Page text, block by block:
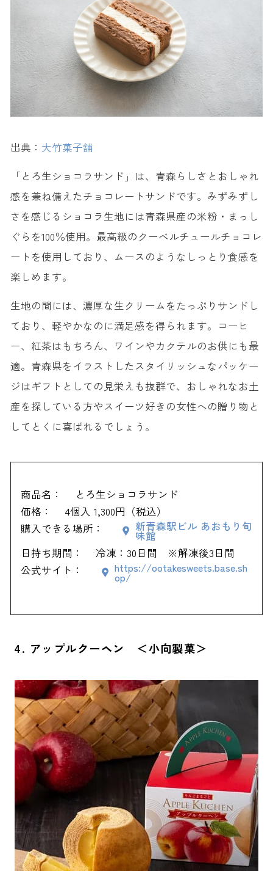
出典： 大竹菓子舗
「とろ生ショコラサンド」は、青森らしさとおしゃれ
感を兼ね備えたチョコレートサンドです。みずみずし
さを感じるショコラ生地には青森県産の米粉・まっし
ぐらを100％使用。最高級のクーベルチュールチョコレ
ートを使用しており、ムースのようなしっとり食感を
楽しめます。
生地の間には、濃厚な生クリームをたっぷりサンドし
ており、軽やかなのに満足感を得られます。コーヒ
ー、紅茶はもちろん、ワインやカクテルのお供にも最
適。青森県をイラストしたスタイリッシュなパッケー
ジはギフトとしての見栄えも抜群で、おしゃれなお土
産を探している方やスイーツ好きの女性への贈り物と
してとくに喜ばれるでしょう。
商品名：
とろ生ショコラサンド
価格：
4個入 1,300円（税込）
購入できる場所：
新青森駅ビル あおもり旬
味館
日持ち期間：
冷凍：30日間 ※解凍後3日間
公式サイト：
https://ootakesweets.base.sh
op/
4. アップルクーヘン ＜小向製菓＞